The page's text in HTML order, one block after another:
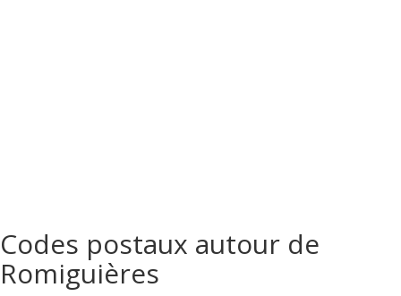
Codes postaux autour de
Romiguières